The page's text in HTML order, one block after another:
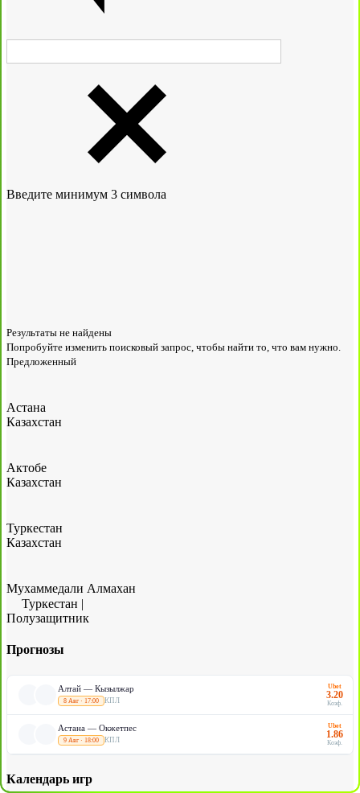
Введите минимум 3 символа
Результаты не найдены
Попробуйте изменить поисковый запрос, чтобы найти то, что вам нужно.
Предложенный
Астана
Казахстан
Актобе
Казахстан
Туркестан
Казахстан
Мухаммедали Алмахан
Туркестан |
Полузащитник
Прогнозы
Алтай — Кызылжар
8 Авг · 17:00 КПЛ
Ubet
3.20
Коэф.
Астана — Окжетпес
9 Авг · 18:00 КПЛ
Ubet
1.86
Коэф.
Календарь игр